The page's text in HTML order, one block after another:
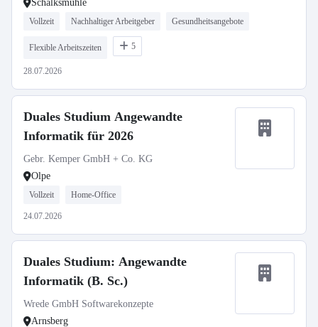
Schalksmühle
Vollzeit Nachhaltiger Arbeitgeber Gesundheitsangebote
Flexible Arbeitszeiten 5
28.07.2026
Duales Studium Angewandte
Informatik für 2026
Gebr. Kemper GmbH + Co. KG
Olpe
Vollzeit Home-Office
24.07.2026
Duales Studium: Angewandte
Informatik (B. Sc.)
Wrede GmbH Softwarekonzepte
Arnsberg